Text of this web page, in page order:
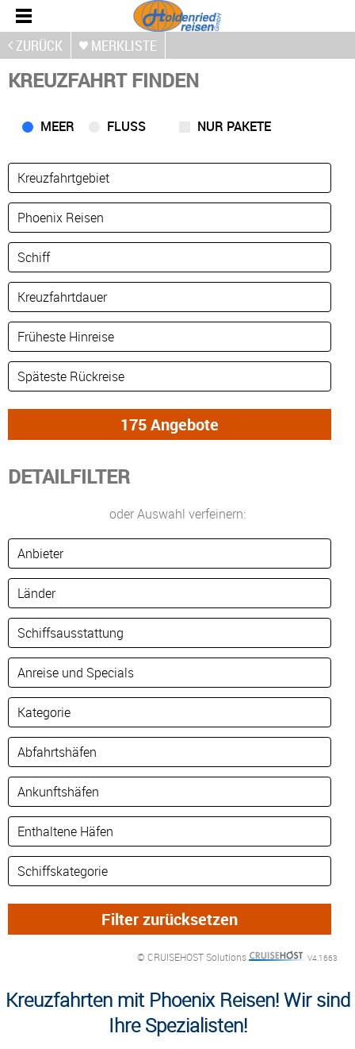
ZURÜCK MERKLISTE
KREUZFAHRT FINDEN
MEER FLUSS NUR PAKETE
DETAILFILTER
oder Auswahl verfeinern:
© CRUISEHOST Solutions V4.1663
Kreuzfahrten mit Phoenix Reisen! Wir sind
Ihre Spezialisten!